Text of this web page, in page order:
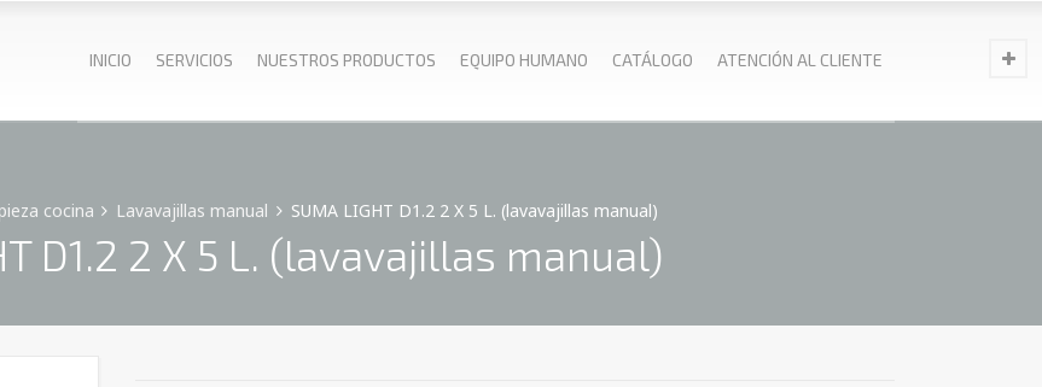
INICIO SERVICIOS NUESTROS PRODUCTOS EQUIPO HUMANO CATÁLOGO ATENCIÓN AL CLIENTE
cocina Lavavajillas manual SUMA LIGHT D1.2 2 X 5 L. (lavavajillas manual)
D1.2 2 X 5 L. (lavavajillas manual)